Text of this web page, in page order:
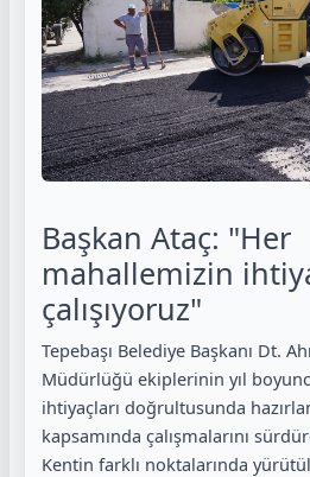
Başkan Ataç: "Her
mahallemizin
çalışıyoruz"
Tepebaşı Belediye Başkanı Dt.
Müdürlüğü ekiplerinin yıl
ihtiyaçları doğrultusunda
kapsamında çalışmalarını
Kentin farklı noktalarında